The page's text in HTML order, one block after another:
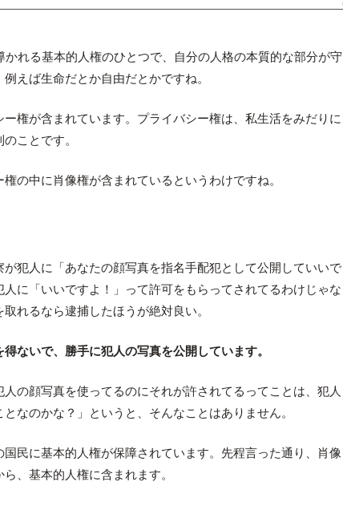
かれる基本的人権のひとつで、自分の人格の本質的な部分が守
えば生命だとか自由だとかですね。
権が含まれています。プライバシー権は、私生活をみだりに
ことです。
の中に肖像権が含まれているというわけですね。
犯人に「あなたの顔写真を指名手配犯として公開していいで
に「いいですよ！」って許可をもらってされてるわけじゃな
れるなら逮捕したほうが絶対良い。
ないで、勝手に犯人の写真を公開しています。
人の顔写真を使ってるのにそれが許されてるってことは、犯人
なのかな？」というと、そんなことはありません。
国民に基本的人権が保障されています。先程言った通り、肖像
、基本的人権に含まれます。